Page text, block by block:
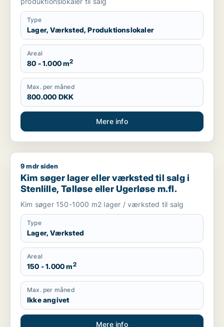
Type
Lager, Værksted, Produktionslokaler
Areal
80 - 1.000 m2
Max. per måned
800.000 DKK
Mere info
Kim søger lager eller værksted til salg i Stenlille, Tølløse
9 mdr siden
Kim søger lager eller værksted til salg i
Stenlille, Tølløse eller Ugerløse m.fl.
Kim søger 150-1000 m2 lager / værksted til salg
Type
Lager, Værksted
Areal
150 - 1.000 m2
Max. per måned
Ikke angivet
Mere info